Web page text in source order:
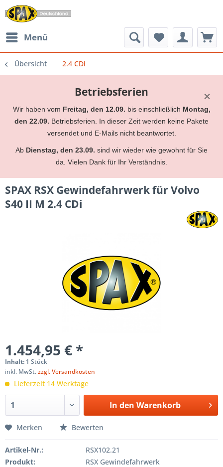
Menü
Übersicht 2.4 CDi
×
Betriebsferien
Wir haben vom Freitag, den 12.09. bis einschließlich Montag,
den 22.09. Betriebsferien. In dieser Zeit werden keine Pakete
versendet und E-Mails nicht beantwortet.
Ab Dienstag, den 23.09. sind wir wieder wie gewohnt für Sie
da. Vielen Dank für Ihr Verständnis.
SPAX RSX Gewindefahrwerk für Volvo
S40 II M 2.4 CDi
1.454,95 € *
Inhalt: 1 Stück
inkl. MwSt.zzgl. Versandkosten
Lieferzeit 14 Werktage
In den Warenkorb
Merken Bewerten
Artikel-Nr.:
RSX102.21
Produkt:
RSX Gewindefahrwerk